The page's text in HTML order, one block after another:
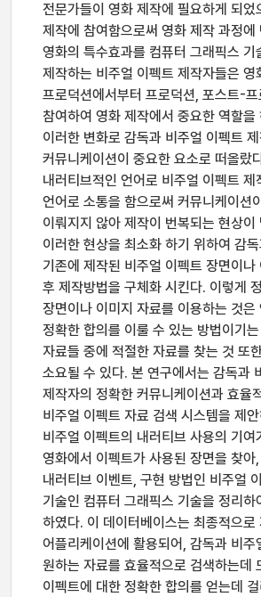
전문가들이 영화 제작에 필요하게 되었
제작에 참여함으로써 영화 제작 과정에
영화의 특수효과를 컴퓨터 그래픽스 기
제작하는 비주얼 이펙트 제작자들은
프로덕션에서부터 프로덕션, 포스트-프
참여하여 영화 제작에서 중요한 역할을
이러한 변화로 감독과 비주얼 이펙트 제
커뮤니케이션이 중요한 요소로 떠올랐
내러티브적인 언어로 비주얼 이펙트 제
언어로 소통을 함으로써 커뮤니케이션
이뤄지지 않아 제작이 번복되는 현상이
이러한 현상을 최소화 하기 위하여 감
기존에 제작된 비주얼 이펙트 장면이나
후 제작방법을 구체화 시킨다. 이렇게
장면이나 이미지 자료를 이용하는 것은
정확한 합의를 이룰 수 있는 방법이기
자료들 중에 적절한 자료를 찾는 것 또
소요될 수 있다. 본 연구에서는 감독과
제작자의 정확한 커뮤니케이션과 효율
비주얼 이펙트 자료 검색 시스템을 제
비주얼 이펙트의 내러티브 사용의 기여
영화에서 이펙트가 사용된 장면을 찾아
내러티브 이벤트, 구현 방법인 비주얼
기술인 컴퓨터 그래픽스 기술을 정리
하였다. 이 데이터베이스는 최종적으로
어플리케이션에 활용되어, 감독과 비주
원하는 자료를 효율적으로 검색하는데
이펙트에 대한 정확한 합의를 얻는데